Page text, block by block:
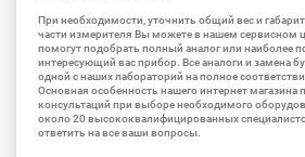
При необходимости, уточнить общий вес и
части измерителя Вы можете в нашем сервисном
помогут подобрать полный аналог или наиболее
интересующий вас прибор. Все аналоги и замена
одной с наших лабораторий на полное
Основная особенность нашего интернет магазина
консультаций при выборе необходимого
около 20 высококвалифицированных
ответить на все ваши вопросы.